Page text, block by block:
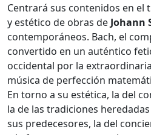
Centrará sus contenidos en el
y estético de obras de Johann
contemporáneos. Bach, el
convertido en un auténtico
occidental por la
música de perfección
En torno a su estética, la del
la de las tradiciones
sus predecesores, la del